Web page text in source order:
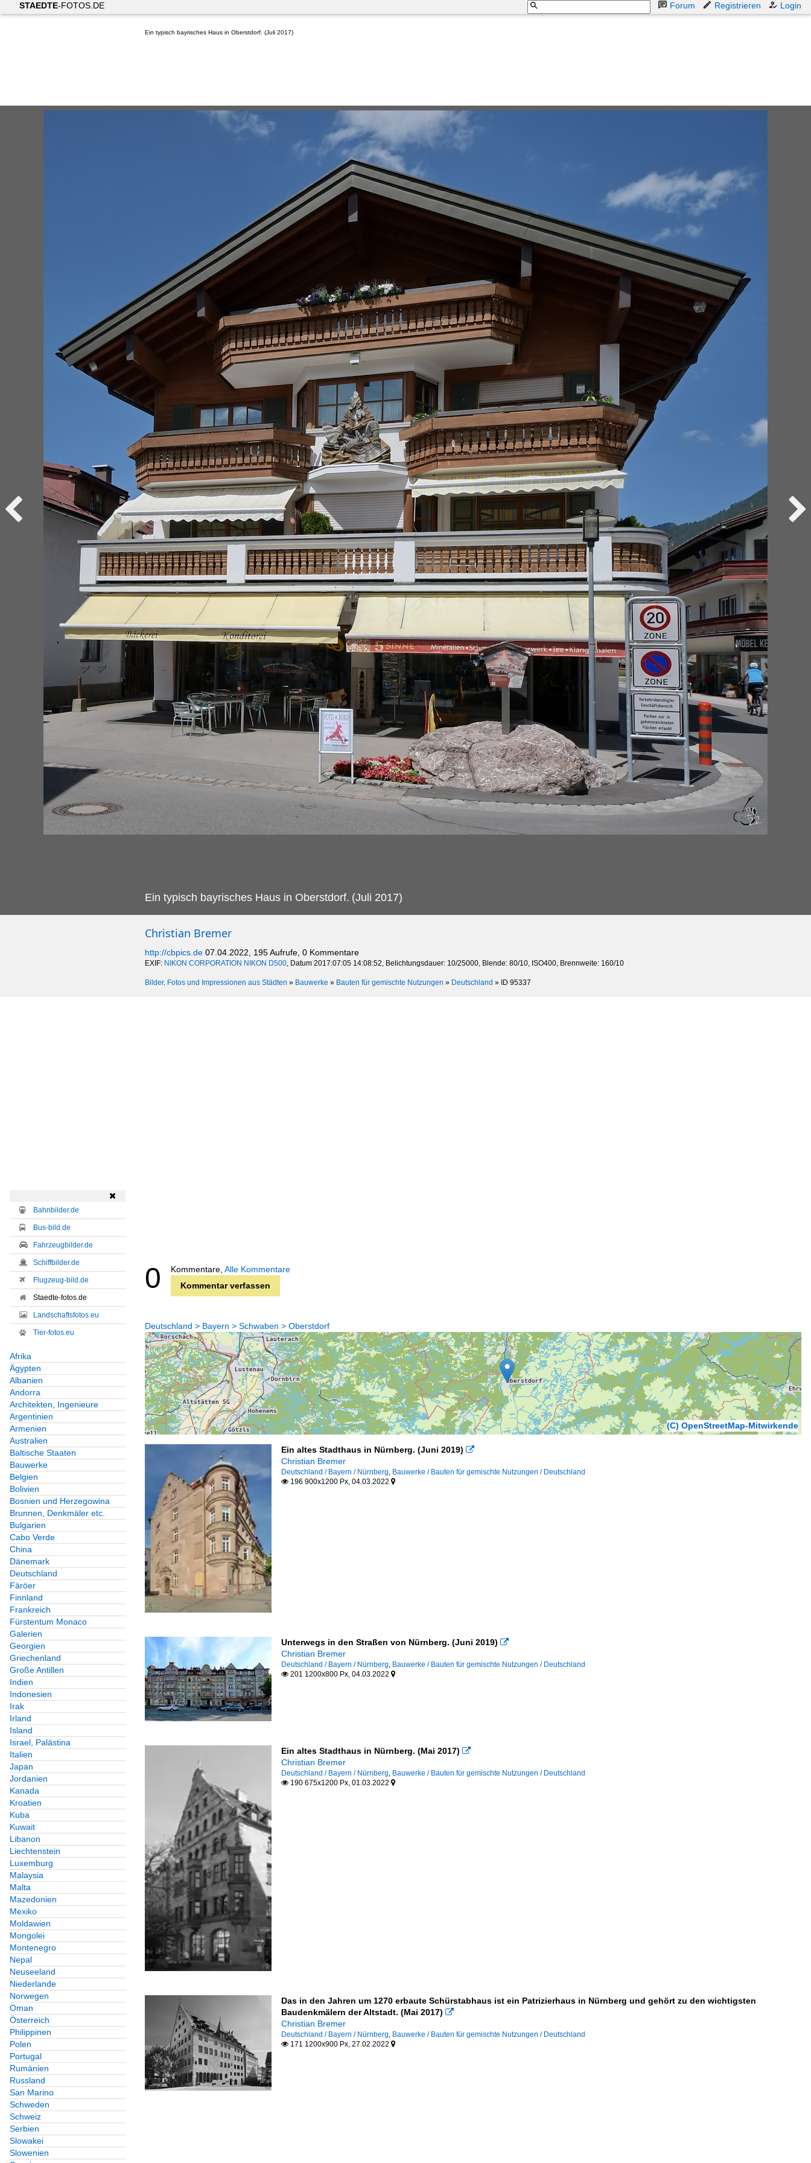
STAEDTE-FOTOS.DE Forum Registrieren Login
Ein typisch bayrisches Haus in Oberstdorf. (Juli 2017)
Ein typisch bayrisches Haus in Oberstdorf. (Juli 2017)
Christian Bremer
http://cbpics.de 07.04.2022, 195 Aufrufe, 0 Kommentare
EXIF: NIKON CORPORATION NIKON D500, Datum 2017:07:05 14:08:52, Belichtungsdauer: 10/25000, Blende: 80/10, ISO400, Brennweite: 160/10
Bilder, Fotos und Impressionen aus Städten » Bauwerke » Bauten für gemischte Nutzungen » Deutschland » ID 95337

Bahnbilder.de
Bus-bild.de
Fahrzeugbilder.de
Schiffbilder.de
Flugzeug-bild.de
Staedte-fotos.de
Landschaftsfotos.eu
Tier-fotos.eu
Afrika
Ägypten
Albanien
Andorra
Architekten, Ingenieure
Argentinien
Armenien
Australien
Baltische Staaten
Bauwerke
Belgien
Bolivien
Bosnien und Herzegowina
Brunnen, Denkmäler etc.
Bulgarien
Cabo Verde
China
Dänemark
Deutschland
Färöer
Finnland
Frankreich
Fürstentum Monaco
Galerien
Georgien
Griechenland
Große Antillen
Indien
Indonesien
Irak
Irland
Island
Israel, Palästina
Italien
Japan
Jordanien
Kanada
Kroatien
Kuba
Kuwait
Libanon
Liechtenstein
Luxemburg
Malaysia
Malta
Mazedonien
Mexiko
Moldawien
Mongolei
Montenegro
Nepal
Neuseeland
Niederlande
Norwegen
Oman
Österreich
Philippinen
Polen
Portugal
Rumänien
Russland
San Marino
Schweden
Schweiz
Serbien
Slowakei
Slowenien
0 Kommentare, Alle Kommentare
Kommentar verfassen
Deutschland > Bayern > Schwaben > Oberstdorf
(C) OpenStreetMap-Mitwirkende
Ein altes Stadthaus in Nürnberg. (Juni 2019) 
Christian Bremer
Deutschland / Bayern / Nürnberg, Bauwerke / Bauten für gemischte Nutzungen / Deutschland
196 900x1200 Px, 04.03.2022 
Unterwegs in den Straßen von Nürnberg. (Juni 2019) 
Christian Bremer
Deutschland / Bayern / Nürnberg, Bauwerke / Bauten für gemischte Nutzungen / Deutschland
201 1200x800 Px, 04.03.2022 
Ein altes Stadthaus in Nürnberg. (Mai 2017) 
Christian Bremer
Deutschland / Bayern / Nürnberg, Bauwerke / Bauten für gemischte Nutzungen / Deutschland
190 675x1200 Px, 01.03.2022 
Das in den Jahren um 1270 erbaute Schürstabhaus ist ein Patrizierhaus in Nürnberg und gehört zu den wichtigsten
Baudenkmälern der Altstadt. (Mai 2017) 
Christian Bremer
Deutschland / Bayern / Nürnberg, Bauwerke / Bauten für gemischte Nutzungen / Deutschland
171 1200x900 Px, 27.02.2022 